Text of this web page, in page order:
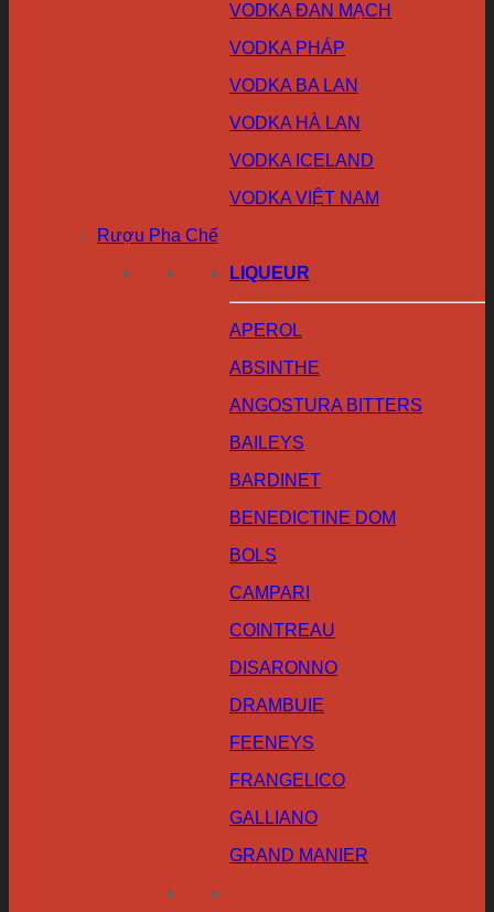
VODKA ĐAN MẠCH
VODKA PHÁP
VODKA BA LAN
VODKA HÀ LAN
VODKA ICELAND
VODKA VIỆT NAM
Rượu Pha Chế
LIQUEUR
APEROL
ABSINTHE
ANGOSTURA BITTERS
BAILEYS
BARDINET
BENEDICTINE DOM
BOLS
CAMPARI
COINTREAU
DISARONNO
DRAMBUIE
FEENEYS
FRANGELICO
GALLIANO
GRAND MANIER